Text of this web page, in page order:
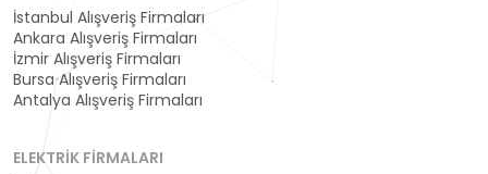
İstanbul Alışveriş Firmaları
Ankara Alışveriş Firmaları
İzmir Alışveriş Firmaları
Bursa Alışveriş Firmaları
Antalya Alışveriş Firmaları
ELEKTRIK FIRMALARI